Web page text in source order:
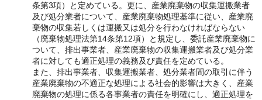
条第3項）と定めている。更に、産業廃棄物の収集運搬業者
及び処分業者について、産業廃棄物処理基準に従い、産業廃
棄物の収集若しくは運搬又は処分を行わなければならない
（廃棄物処理法第14条第12項）と規定し、委託産業廃棄物に
ついて、排出事業者、産業廃棄物の収集運搬業者及び処分業
者に対しても適正処理の義務及び責任を定めている。
また、排出事業者、収集運搬業者、処分業者間の取引に伴う
産業廃棄物の不適正な処理による社会的影響は大きく、産業
廃棄物の処理に係る各事業者の責任を明確にし、適正処理を